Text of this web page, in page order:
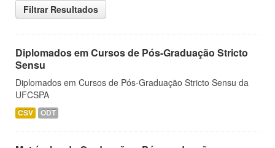
Filtrar Resultados
Diplomados em Cursos de Pós-Graduação Stricto
Sensu
Diplomados em Cursos de Pós-Graduação Stricto Sensu da
UFCSPA
CSV ODT